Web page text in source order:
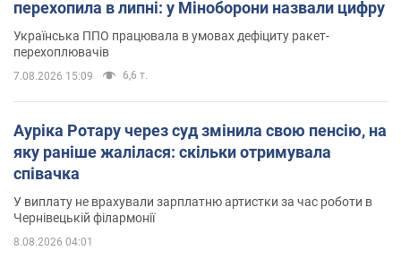
перехопила в липні: у Міноборони назвали цифру
Українська ППО працювала в умовах дефіциту ракет-
перехоплювачів
7.08.2026 15:09 6,6 т.
Ауріка Ротару через суд змінила свою пенсію, на
яку раніше жалілася: скільки отримувала
співачка
У виплату не врахували зарплатню артистки за час роботи в
Чернівецькій філармонії
8.08.2026 04:01